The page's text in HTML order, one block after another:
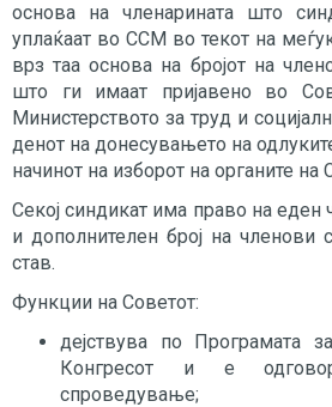
основа на членарината што
уплаќаат во ССМ во текот на
врз таа основа на бројот на
што ги имаат пријавено во
Министерството за труд и
денот на донесувањето на
начинот на изборот на органите на
Секој синдикат има право на еден
и дополнителен број на членови
став.
Функции на Советот:
дејствува по Програмата
Конгресот и е
спроведување;